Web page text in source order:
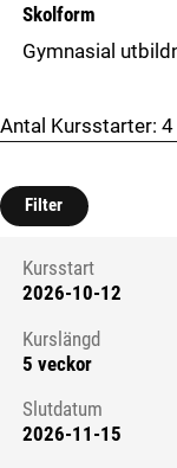
Skolform
Gymnasial
Antal Kursstarter: 4
Filter
Kursstart
Kursstart
2026-10-12
Kurslängd
5 veckor
Slutdatum
2026-11-15